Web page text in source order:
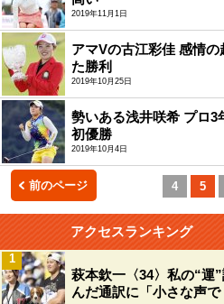
2019年11月1日
アマVの古江彩佳 感情
た勝利
2019年10月25日
勢いある浅井咲希 プロ3
初優勝
2019年10月4日
前のページ 4 5
アクセスランキング
萩本欽一〈34〉私の“
んだ通訳に「小さな声で
1